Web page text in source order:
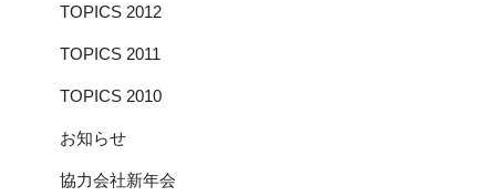
TOPICS 2012
TOPICS 2011
TOPICS 2010
お知らせ
協力会社新年会